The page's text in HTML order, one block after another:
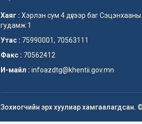
Хаяг : Хэрлэн сум 4 дүгээр баг Сэцэнхааны
гудамж 1
Утас : 75990001, 70563111
Факс : 70562412
И-майл : infoazdtg@khentii.gov.mn
Зохиогчийн эрх хуулиар хамгаалагдсан.